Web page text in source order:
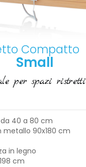
Compatto
Small
per spazi ristretti
40 a 80 cm
metallo 90x180 cm
in legno
cm